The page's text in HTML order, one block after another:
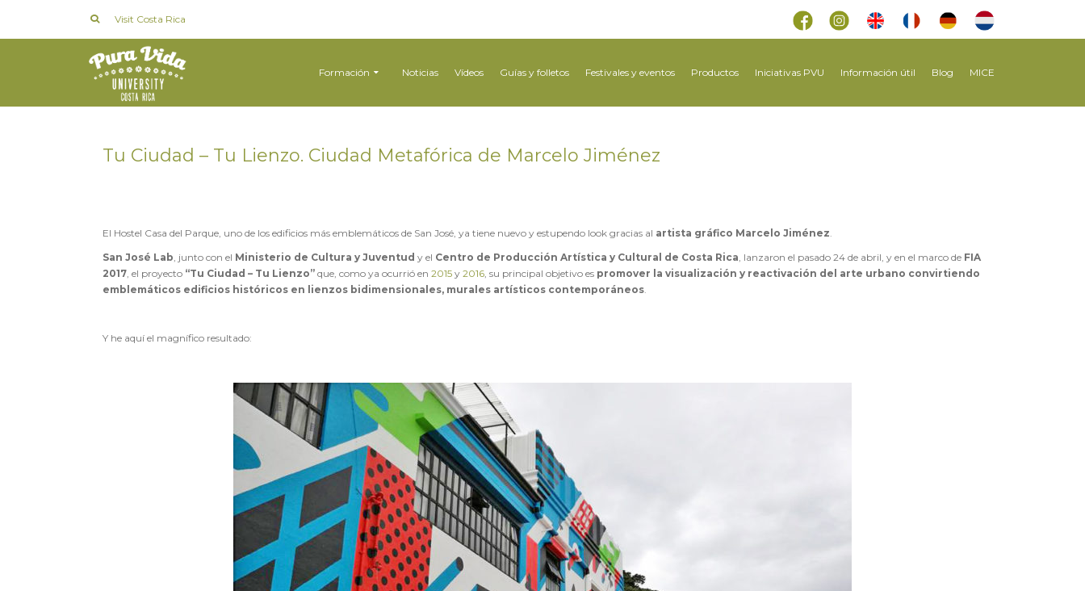
Visit Costa Rica
Formación Noticias Vídeos Guías y folletos Festivales y eventos Productos Iniciativas PVU Información útil Blog MICE
Tu Ciudad – Tu Lienzo. Ciudad Metafórica de Marcelo Jiménez
El Hostel Casa del Parque, uno de los edificios más emblemáticos de San José, ya tiene nuevo y estupendo look gracias al artista gráfico Marcelo Jiménez.
San José Lab, junto con el Ministerio de Cultura y Juventud y el Centro de Producción Artística y Cultural de Costa Rica, lanzaron el pasado 24 de abril, y en el marco de FIA
2017, el proyecto “Tu Ciudad – Tu Lienzo” que, como ya ocurrió en 2015 y 2016, su principal objetivo es promover la visualización y reactivación del arte urbano convirtiendo
emblemáticos edificios históricos en lienzos bidimensionales, murales artísticos contemporáneos.
Y he aquí el magnífico resultado: